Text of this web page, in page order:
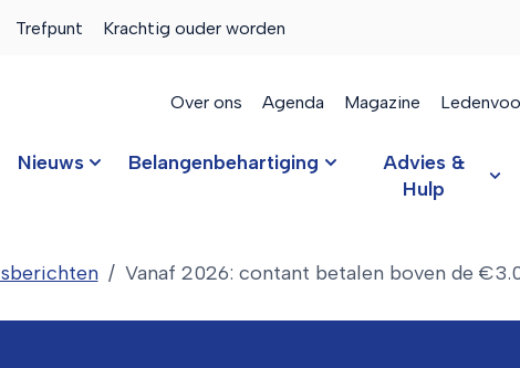
Trefpunt Krachtig ouder worden
Over ons Agenda Magazine
Nieuws Belangenbehartiging
Advies &
Hulp
Vanaf 2026: contant betalen boven de